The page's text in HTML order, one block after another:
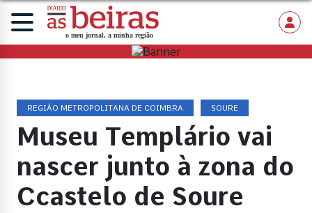
REGIÃO METROPOLITANA DE COIMBRA SOURE
Museu Templário vai
nascer junto à zona do
Ccastelo de Soure